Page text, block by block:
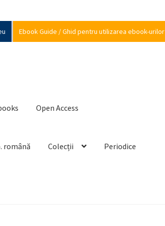
Ebook Guide / Ghid pentru utilizarea ebook-urilor
Open Access
română Colecții Periodice